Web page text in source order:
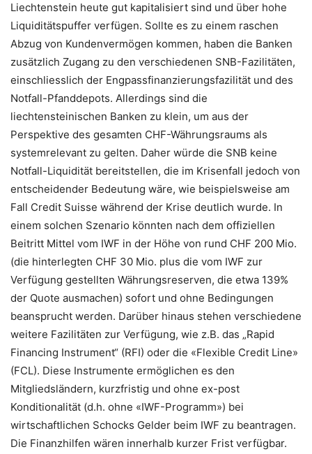
Liechtenstein heute gut kapitalisiert sind und über hohe
Liquiditätspuffer verfügen. Sollte es zu einem raschen
Abzug von Kundenvermögen kommen, haben die Banken
zusätzlich Zugang zu den verschiedenen SNB-Fazilitäten,
einschliesslich der Engpassfinanzierungsfazilität und des
Notfall-Pfanddepots. Allerdings sind die
liechtensteinischen Banken zu klein, um aus der
Perspektive des gesamten CHF-Währungsraums als
systemrelevant zu gelten. Daher würde die SNB keine
Notfall-Liquidität bereitstellen, die im Krisenfall jedoch von
entscheidender Bedeutung wäre, wie beispielsweise am
Fall Credit Suisse während der Krise deutlich wurde. In
einem solchen Szenario könnten nach dem offiziellen
Beitritt Mittel vom IWF in der Höhe von rund CHF 200 Mio.
(die hinterlegten CHF 30 Mio. plus die vom IWF zur
Verfügung gestellten Währungsreserven, die etwa 139%
der Quote ausmachen) sofort und ohne Bedingungen
beansprucht werden. Darüber hinaus stehen verschiedene
weitere Fazilitäten zur Verfügung, wie z.B. das „Rapid
Financing Instrument“ (RFI) oder die «Flexible Credit Line»
(FCL). Diese Instrumente ermöglichen es den
Mitgliedsländern, kurzfristig und ohne ex-post
Konditionalität (d.h. ohne «IWF-Programm») bei
wirtschaftlichen Schocks Gelder beim IWF zu beantragen.
Die Finanzhilfen wären innerhalb kurzer Frist verfügbar.